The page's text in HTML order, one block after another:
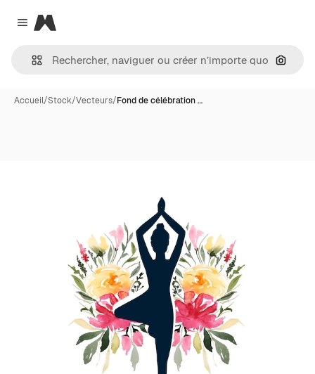
Close menu
Magnific
Accueil/Stock/Vecteurs/Fond de célébration …